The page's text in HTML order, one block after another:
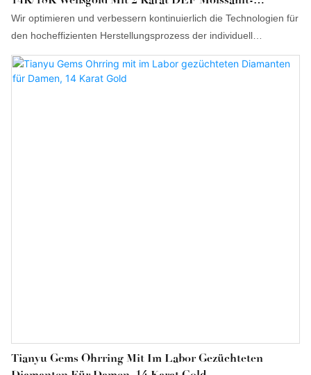
Diamanten
Wir optimieren und verbessern kontinuierlich die Technologien für
den hocheffizienten Herstellungsprozess der individuell
gefertigten 14K/18K Weißgold-Ohrringe von Tianyu Fashion
Jewelry mit 2 Karat DEF Moissanit-Diamanten. Die eingesetzten
Technologien haben sich bewährt. Das Produkt findet breite
Tianyu Gems Ohrring Mit Im Labor Gezüchteten